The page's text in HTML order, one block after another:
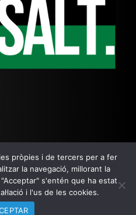
GALETES
WEB GIRONA ZOOOMWEB
pròpies i de tercers per a fer
la navegació, millorant la
s'entén que ha estat
i l'us de les cookies.